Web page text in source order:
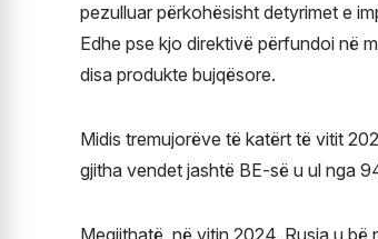
pezulluar përkohësisht detyrimet e
Edhe pse kjo direktivë përfundoi në
disa produkte bujqësore.
Midis tremujorëve të katërt të vitit
gjitha vendet jashtë BE-së u ul nga
Megjithatë, në vitin 2024, Rusia u